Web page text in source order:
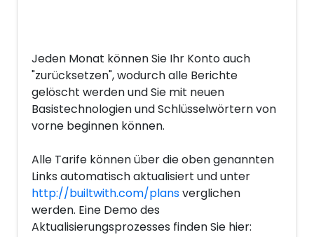
Jeden Monat können Sie Ihr Konto auch
"zurücksetzen", wodurch alle Berichte
gelöscht werden und Sie mit neuen
Basistechnologien und Schlüsselwörtern von
vorne beginnen können.
Alle Tarife können über die oben genannten
Links automatisch aktualisiert und unter
http://builtwith.com/plansverglichen
werden. Eine Demo des
Aktualisierungsprozesses finden Sie hier: